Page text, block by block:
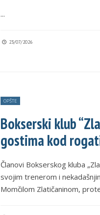
...
23/07/2026
OPŠTE
Bokserski klub
gostima kod
Članovi Bokserskog kluba
svojim trenerom i
Momčilom Zlatičaninom,